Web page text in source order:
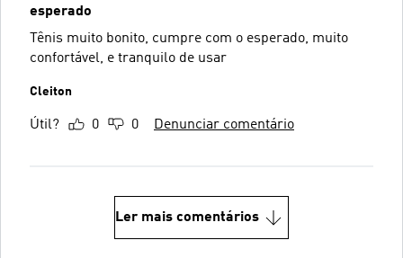
esperado
Tênis muito bonito, cumpre com o esperado, muito
confortável, e tranquilo de usar
Cleiton
Útil? 0 0 Denunciar comentário
Ler mais comentários